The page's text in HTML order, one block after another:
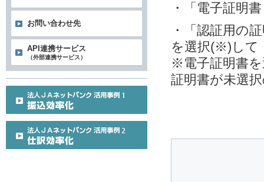
・「電子証明
・「認証用の
を選択(※)して
※電子証明書
証明書が未選
お問い合わせ先
API連携サービス
（外部連携サービス）